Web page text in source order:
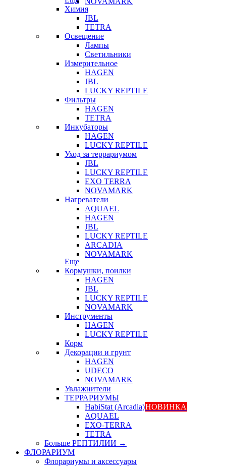
Химия
JBL
TETRA
Освещение
Лампы
Светильники
Измерительное
HAGEN
JBL
LUCKY REPTILE
Фильтры
HAGEN
TETRA
Инкубаторы
HAGEN
LUCKY REPTILE
Уход за террариумом
JBL
LUCKY REPTILE
EXO TERRA
NOVAMARK
Нагреватели
AQUAEL
HAGEN
JBL
LUCKY REPTILE
ARCADIA
NOVAMARK
Еще
Кормушки, поилки
HAGEN
JBL
LUCKY REPTILE
NOVAMARK
Инструменты
HAGEN
LUCKY REPTILE
Корм
Декорации и грунт
HAGEN
UDECO
NOVAMARK
Увлажнители
ТЕРРАРИУМЫ
HabiStat (Arcadia)НОВИНКА
AQUAEL
EXO-TERRA
TETRA
Больше РЕПТИЛИИ →
ФЛОРАРИУМ
Флорариумы и аксессуары